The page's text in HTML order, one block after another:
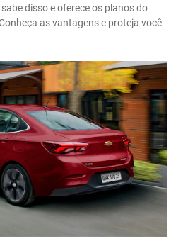
disso e oferece os planos do
as vantagens e proteja você